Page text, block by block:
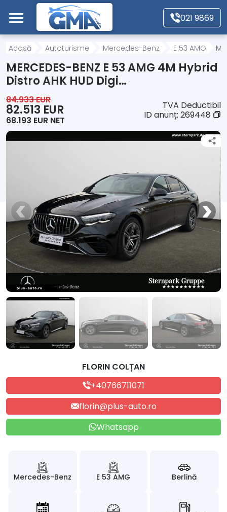
Mergi direct la conținutul principal
021 9869
Acasă
Autoturisme
Motociclete
Autoutilitare
Despre Noi
Contact
Acasă Autoturisme Mercedes-Benz E 53 AMG
MERCEDES-BENZ E 53 AMG 4M Hybrid
Distro AHK HUD Digi…
84.933 EUR
82.513 EUR
68.193 EUR NET
TVA Deductibil
ID anunț: 269448
FLORIN COLȚAN
+40766711071
florin@plus-auto.ro
Whatsapp
Mercedes-Benz E 53 AMG Berlină